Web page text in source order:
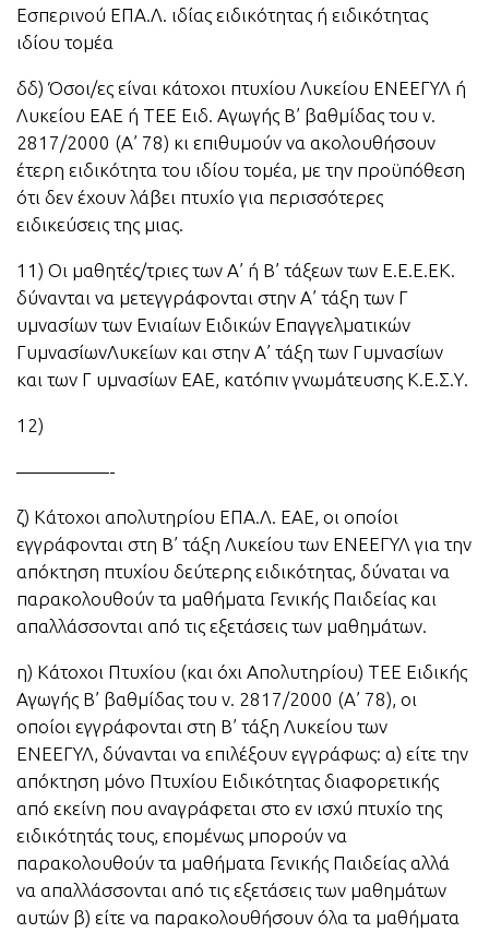
Εσπερινού ΕΠΑ.Λ. ιδίας ειδικότητας ή ειδικότητας
ιδίου τομέα
δδ) Όσοι/ες είναι κάτοχοι πτυχίου Λυκείου ΕΝΕΕΓΥΛ ή
Λυκείου ΕΑΕ ή TEE Ειδ. Αγωγής Β’ βαθμίδας του ν.
2817/2000 (Α’ 78) κι επιθυμούν να ακολουθήσουν
έτερη ειδικότητα του ιδίου τομέα, με την προϋπόθεση
ότι δεν έχουν λάβει πτυχίο για περισσότερες
ειδικεύσεις της μιας.
11) Οι μαθητές/τριες των Α’ ή Β’ τάξεων των Ε.Ε.Ε.ΕΚ.
δύνανται να μετεγγράφονται στην Α’ τάξη των Γ
υμνασίων των Ενιαίων Ειδικών Επαγγελματικών
ΓυμνασίωνΛυκείων και στην Α’ τάξη των Γυμνασίων
και των Γ υμνασίων ΕΑΕ, κατόπιν γνωμάτευσης Κ.Ε.Σ.Υ.
12)
—————-
ζ) Κάτοχοι απολυτηρίου ΕΠΑ.Λ. ΕΑΕ, οι οποίοι
εγγράφονται στη Β’ τάξη Λυκείου των ΕΝΕΕΓΥΛ για την
απόκτηση πτυχίου δεύτερης ειδικότητας, δύναται να
παρακολουθούν τα μαθήματα Γενικής Παιδείας και
απαλλάσσονται από τις εξετάσεις των μαθημάτων.
η) Κάτοχοι Πτυχίου (και όχι Απολυτηρίου) TEE Ειδικής
Αγωγής Β’ βαθμίδας του ν. 2817/2000 (Α’ 78), οι
οποίοι εγγράφονται στη Β’ τάξη Λυκείου των
ΕΝΕΕΓΥΛ, δύνανται να επιλέξουν εγγράφως: α) είτε την
απόκτηση μόνο Πτυχίου Ειδικότητας διαφορετικής
από εκείνη που αναγράφεται στο εν ισχύ πτυχίο της
ειδικότητάς τους, επομένως μπορούν να
παρακολουθούν τα μαθήματα Γενικής Παιδείας αλλά
να απαλλάσσονται από τις εξετάσεις των μαθημάτων
αυτών β) είτε να παρακολουθήσουν όλα τα μαθήματα